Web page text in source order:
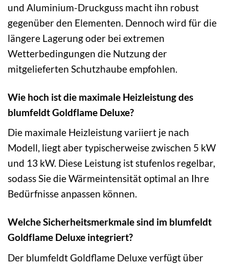
und Aluminium-Druckguss macht ihn robust
gegenüber den Elementen. Dennoch wird für die
längere Lagerung oder bei extremen
Wetterbedingungen die Nutzung der
mitgelieferten Schutzhaube empfohlen.
Wie hoch ist die maximale Heizleistung des
blumfeldt Goldflame Deluxe?
Die maximale Heizleistung variiert je nach
Modell, liegt aber typischerweise zwischen 5 kW
und 13 kW. Diese Leistung ist stufenlos regelbar,
sodass Sie die Wärmeintensität optimal an Ihre
Bedürfnisse anpassen können.
Welche Sicherheitsmerkmale sind im blumfeldt
Goldflame Deluxe integriert?
Der blumfeldt Goldflame Deluxe verfügt über